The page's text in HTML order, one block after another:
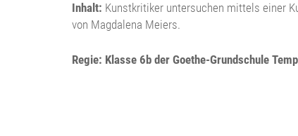
Inhalt: Kunstkritiker untersuchen mittels einer
von Magdalena Meiers.
Regie: Klasse 6b der Goethe-Grundschule